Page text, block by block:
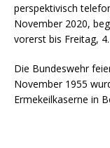
perspektivisch
November 2020,
vorerst bis Freitag,
Die Bundeswehr
November 1955
Ermekeilkaserne in